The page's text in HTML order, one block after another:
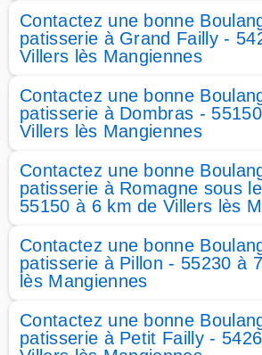
Contactez une bonne
patisserie à Grand Failly -
Villers lès Mangiennes
Contactez une bonne
patisserie à Dombras -
Villers lès Mangiennes
Contactez une bonne
patisserie à Romagne sous
55150 à 6 km de Villers lès
Contactez une bonne
patisserie à Pillon - 55230 à
lès Mangiennes
Contactez une bonne
patisserie à Petit Failly -